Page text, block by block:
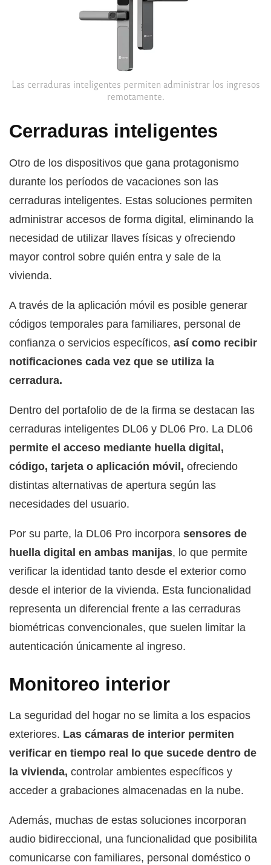
Las cerraduras inteligentes permiten administrar los ingresos
remotamente.
Cerraduras inteligentes
Otro de los dispositivos que gana protagonismo
durante los períodos de vacaciones son las
cerraduras inteligentes. Estas soluciones permiten
administrar accesos de forma digital, eliminando la
necesidad de utilizar llaves físicas y ofreciendo
mayor control sobre quién entra y sale de la
vivienda.
A través de la aplicación móvil es posible generar
códigos temporales para familiares, personal de
confianza o servicios específicos, así como recibir
notificaciones cada vez que se utiliza la
cerradura.
Dentro del portafolio de de la firma se destacan las
cerraduras inteligentes DL06 y DL06 Pro. La DL06
permite el acceso mediante huella digital,
código, tarjeta o aplicación móvil, ofreciendo
distintas alternativas de apertura según las
necesidades del usuario.
Por su parte, la DL06 Pro incorpora sensores de
huella digital en ambas manijas, lo que permite
verificar la identidad tanto desde el exterior como
desde el interior de la vivienda. Esta funcionalidad
representa un diferencial frente a las cerraduras
biométricas convencionales, que suelen limitar la
autenticación únicamente al ingreso.
Monitoreo interior
La seguridad del hogar no se limita a los espacios
exteriores. Las cámaras de interior permiten
verificar en tiempo real lo que sucede dentro de
la vivienda, controlar ambientes específicos y
acceder a grabaciones almacenadas en la nube.
Además, muchas de estas soluciones incorporan
audio bidireccional, una funcionalidad que posibilita
comunicarse con familiares, personal doméstico o